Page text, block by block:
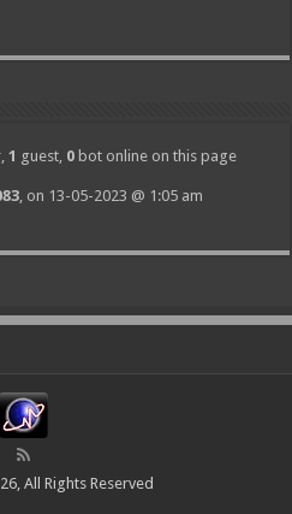
1 guest, 0 bot online on this page
, on 13-05-2023 @ 1:05 am
All Rights Reserved